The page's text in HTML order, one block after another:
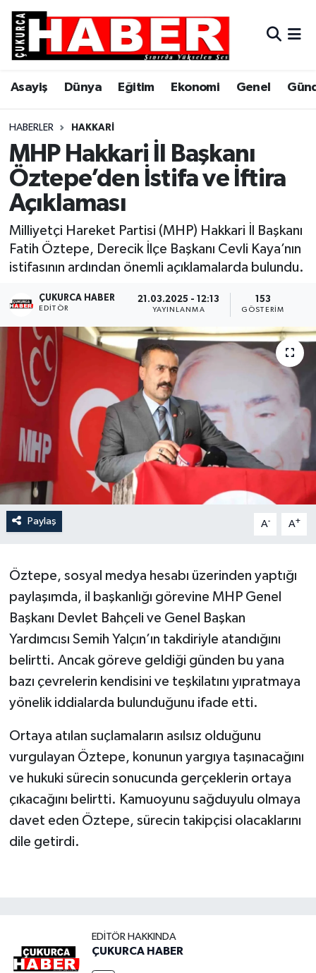
Asayiş Dünya Eğitim Ekonomi Genel
HABERLER HAKKARI
MHP Hakkari İl Başkanı
Öztepe’den İstifa ve İftira
Açıklaması
Milliyetçi Hareket Partisi (MHP) Hakkari İl Başkanı
Fatih Öztepe, Derecik İlçe Başkanı Cevli Kaya’nın
istifasının ardından önemli açıklamalarda bulundu.
ÇUKURCA HABER
EDITÖR
21.03.2025 - 12:13
YAYINLANMA
153
GÖSTERIM
Paylaş A- A+
Öztepe, sosyal medya hesabı üzerinden yaptığı
paylaşımda, il başkanlığı görevine MHP Genel
Başkanı Devlet Bahçeli ve Genel Başkan
Yardımcısı Semih Yalçın’ın takdiriyle atandığını
belirtti. Ancak göreve geldiği günden bu yana
bazı çevrelerin kendisini ve teşkilatını yıpratmaya
yönelik iddialarda bulunduğunu ifade etti.
Ortaya atılan suçlamaların asılsız olduğunu
vurgulayan Öztepe, konunun yargıya taşınacağını
ve hukuki sürecin sonucunda gerçeklerin ortaya
çıkacağını belirtti. Kamuoyunu sağduyulu olmaya
davet eden Öztepe, sürecin takipçisi olacaklarını
dile getirdi.
EDITÖR HAKKINDA
ÇUKURCA HABER
Asayiş
Dünya
Eğitim
Ekonomi
Genel
Gündem
Hakkari
Siyaset
Son Dakika
Teknoloji
Yaşam
Hava Durumu
Trafik Durumu
Süper Lig Puan Durumu ve Fikstür
Tüm Manşetler
Son Dakika Haberleri
Haber Arşivi